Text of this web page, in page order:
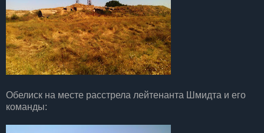
Обелиск на месте расстрела лейтенанта Шмидта и его
команды: